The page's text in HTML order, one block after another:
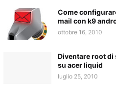
Come
mail con k9
ottobre 16, 2010
Diventare root di
su acer liquid
luglio 25, 2010